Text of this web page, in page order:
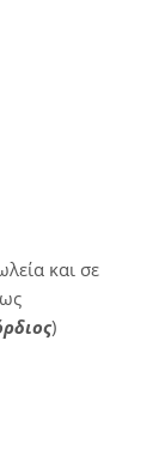
και σε
)